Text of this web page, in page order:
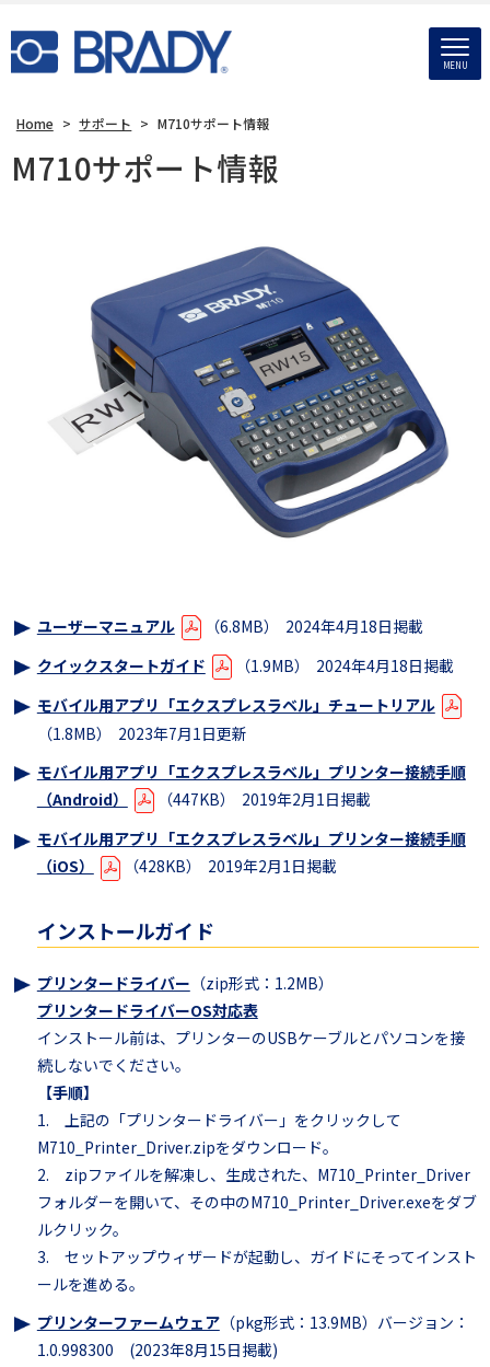
MENU
Home > サポート > M710サポート情報
M710サポート情報
ユーザーマニュアル
（6.8MB） 2024年4月18日掲載
クイックスタートガイド
（1.9MB） 2024年4月18日掲載
モバイル用アプリ「エクスプレスラベル」チュートリアル
（1.8MB） 2023年7月1日更新
モバイル用アプリ「エクスプレスラベル」プリンター接続手順
（Android）
（447KB） 2019年2月1日掲載
モバイル用アプリ「エクスプレスラベル」プリンター接続手順
（iOS）
（428KB） 2019年2月1日掲載
インストールガイド
プリンタードライバー （zip形式：1.2MB）
プリンタードライバーOS対応表
インストール前は、プリンターのUSBケーブルとパソコンを接
続しないでください。
【手順】
1. 上記の「プリンタードライバー」をクリックして
M710_Printer_Driver.zipをダウンロード。
2. zipファイルを解凍し、生成された、M710_Printer_Driver
フォルダーを開いて、その中のM710_Printer_Driver.exeをダブ
ルクリック。
3. セットアップウィザードが起動し、ガイドにそってインスト
ールを進める。
プリンターファームウェア（pkg形式：13.9MB） バージョン：
1.0.998300 (2023年8月15日掲載)